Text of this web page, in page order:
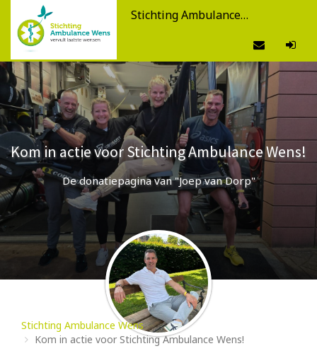
Stichting Ambulance Wens
Kom in actie voor Stichting Ambulance Wens!
De donatiepagina van "Joep van Dorp"
Stichting Ambulance Wens
Kom in actie voor Stichting Ambulance Wens!